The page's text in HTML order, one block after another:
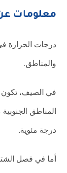
معلومات عن
درجات الحرارة
والمناطق.
في الصيف،
درجة مئوية.
أما في فصل